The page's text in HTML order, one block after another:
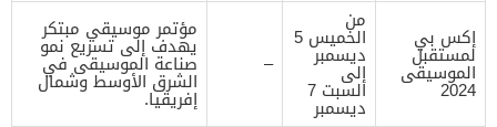
إكس بي
لمستقبل
الموسيقى
2024
من
الخميس 5
ديسمبر
إلى
السبت 7
ديسمبر
–
مؤتمر موسيقي مبتكر
يهدف إلى تسريع نمو
صناعة الموسيقى في
الشرق الأوسط وشمال
إفريقيا.